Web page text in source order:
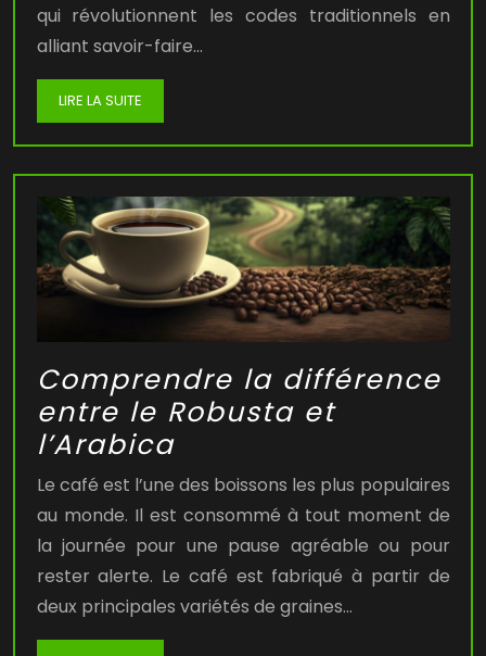
qui révolutionnent les codes traditionnels en
alliant savoir-faire…
LIRE LA SUITE
Comprendre la différence
entre le Robusta et
l’Arabica
Le café est l’une des boissons les plus populaires
au monde. Il est consommé à tout moment de
la journée pour une pause agréable ou pour
rester alerte. Le café est fabriqué à partir de
deux principales variétés de graines…